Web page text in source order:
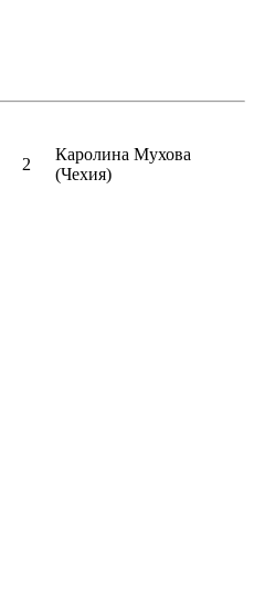
2
Каролина Мухова
(Чехия)